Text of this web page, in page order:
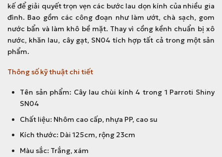
kế để giải quyết trọn vẹn các bước lau dọn kính của nhiều gia
đình. Bao gồm các công đoạn như làm ướt, chà sạch, gom
nước bẩn và làm khô bề mặt. Thay vì cồng kềnh chuẩn bị xô
nước, khăn lau, cây gạt, SN04 tích hợp tất cả trong một sản
phẩm.
Thông số kỹ thuật chi tiết
Tên sản phẩm: Cây lau chùi kính 4 trong 1 Parroti Shiny
SN04
Chất liệu: Nhôm cao cấp, nhựa PP, cao su
Kích thước: Dài 125cm, rộng 23cm
Màu sắc: Trắng, xám